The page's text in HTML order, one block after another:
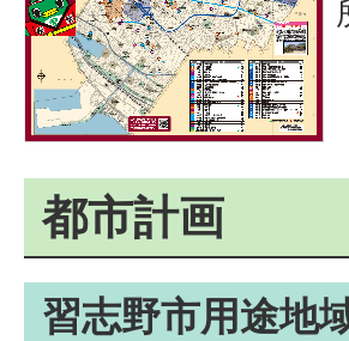
都市計画
習志野市用途地